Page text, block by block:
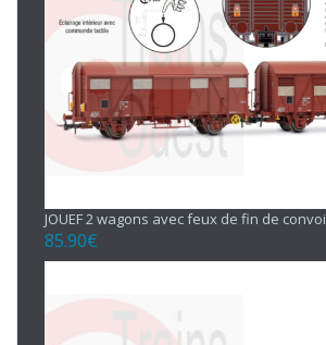
JOUEF 2 wagons avec feux de fin de convoi
85.90€